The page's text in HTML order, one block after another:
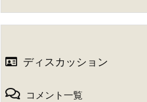
ディスカッション
コメント一覧